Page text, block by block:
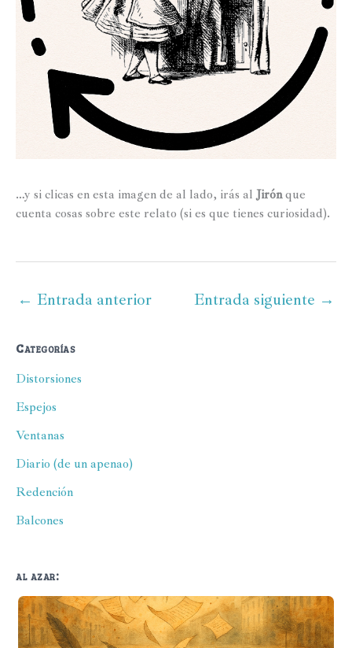
Categorías
Distorsiones
Espejos
Ventanas
Diario (de un apenao)
Redención
Balcones
al azar:
La pelusa
…y si clicas en esta imagen de al lado, irás al Jirónque
cuenta cosas sobre este relato (si es que tienes curiosidad).
← Entrada anterior Entrada siguiente →